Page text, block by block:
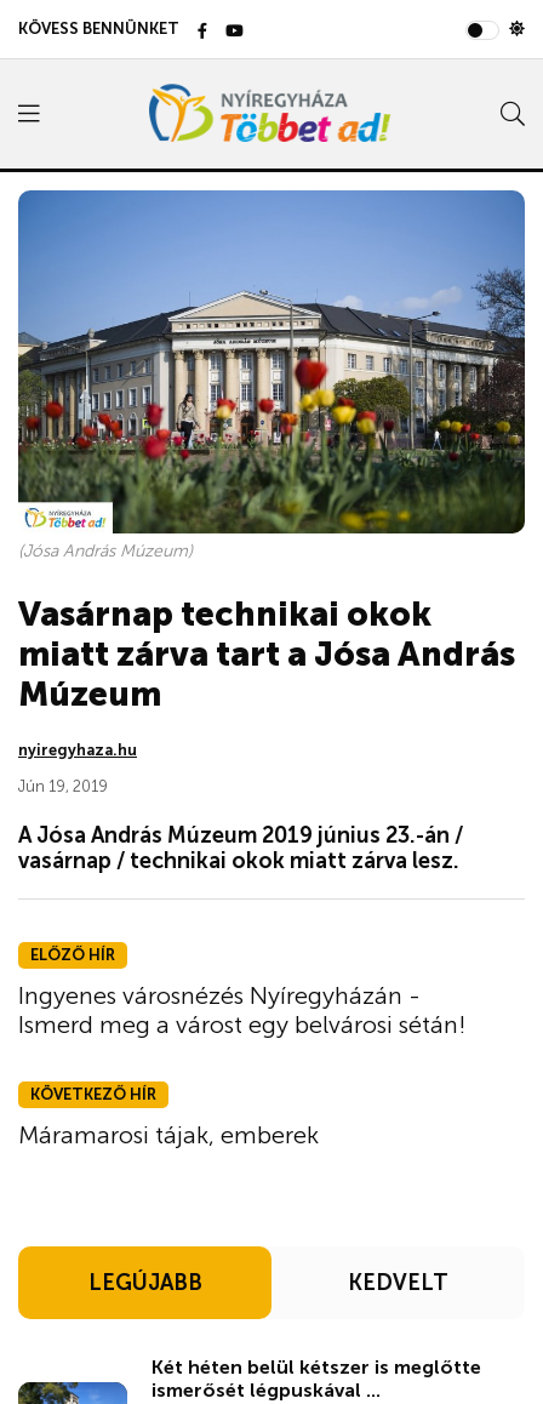
KÖVESS BENNÜNKET
(Jósa András Múzeum)
Vasárnap technikai okok
miatt zárva tart a Jósa András
Múzeum
nyiregyhaza.hu
Jún 19, 2019
A Jósa András Múzeum 2019 június 23.-án /
vasárnap / technikai okok miatt zárva lesz.
ELŐZŐ HÍR
Ingyenes városnézés Nyíregyházán -
Ismerd meg a várost egy belvárosi sétán!
KÖVETKEZŐ HÍR
Máramarosi tájak, emberek
LEGÚJABB KEDVELT
Két héten belül kétszer is meglőtte
ismerősét légpuskával ...